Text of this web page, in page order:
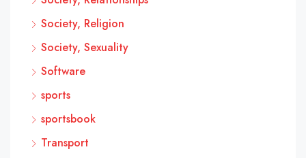
Society, Religion
Society, Sexuality
Software
sports
sportsbook
Transport